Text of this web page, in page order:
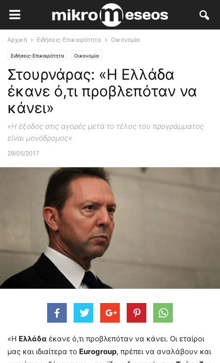
Αρχική Ειδήσεις-Επικαιρότητα Οικονομία
Ειδήσεις-Επικαιρότητα Οικονομία
Στουρνάρας: «Η Ελλάδα
έκανε ό,τι προβλεπόταν να
κάνει»
«Η έξοδος στις αγορές μετά το τέλος του προγράμματος
είναι μονόδρομος»
29/05/2017
«Η Ελλάδα έκανε ό,τι προβλεπόταν να κάνει. Οι εταίροι
μας και ιδιαίτερα το Eurogroup, πρέπει να αναλάβουν και